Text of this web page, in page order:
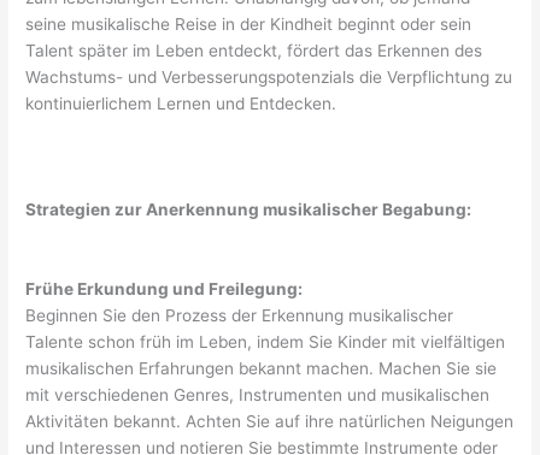
seine musikalische Reise in der Kindheit beginnt oder sein
Talent später im Leben entdeckt, fördert das Erkennen des
Wachstums- und Verbesserungspotenzials die Verpflichtung zu
kontinuierlichem Lernen und Entdecken.
Strategien zur Anerkennung musikalischer Begabung:
Frühe Erkundung und Freilegung:
Beginnen Sie den Prozess der Erkennung musikalischer
Talente schon früh im Leben, indem Sie Kinder mit vielfältigen
musikalischen Erfahrungen bekannt machen. Machen Sie sie
mit verschiedenen Genres, Instrumenten und musikalischen
Aktivitäten bekannt. Achten Sie auf ihre natürlichen Neigungen
und Interessen und notieren Sie bestimmte Instrumente oder